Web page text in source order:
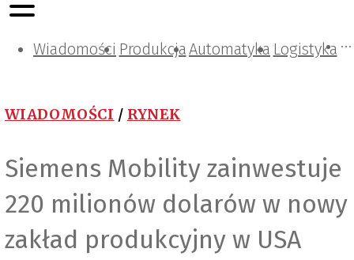
Wiadomości ProdukcjaAutomatyka Logistyka
Projektowanie i konstrukcje
Zarządzanie i IT
Tematy specjalne
WIADOMOŚCI / RYNEK
Siemens Mobility zainwestuje
220 milionów dolarów w nowy
zakład produkcyjny w USA